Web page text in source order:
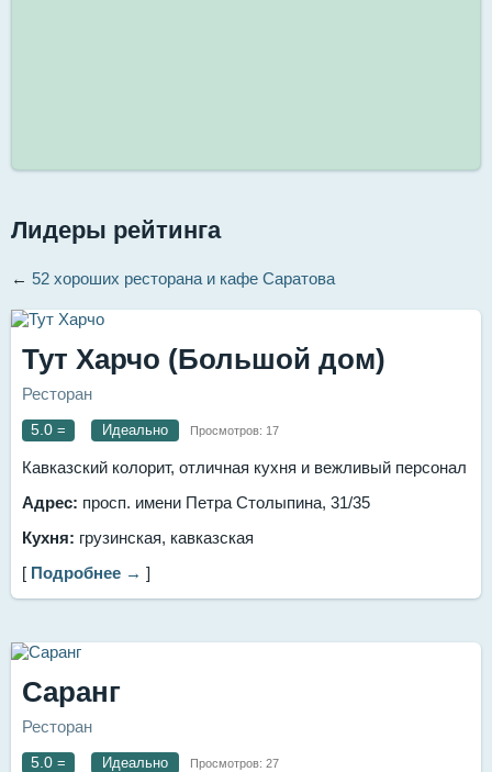
Лидеры рейтинга
← 52 хороших ресторана и кафе Саратова
Тут Харчо (Большой дом)
Ресторан
5.0 = Идеально Просмотров: 17
Кавказский колорит, отличная кухня и вежливый персонал
Адрес: просп. имени Петра Столыпина, 31/35
Кухня: грузинская, кавказская
[ Подробнее → ]
Саранг
Ресторан
5.0 = Идеально Просмотров: 27